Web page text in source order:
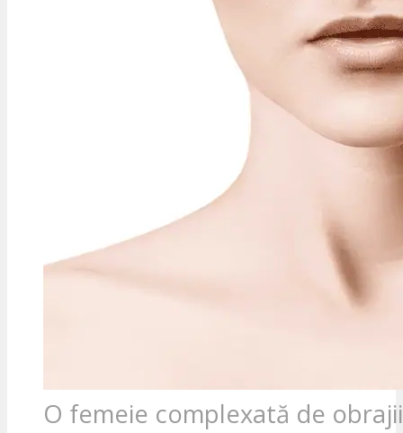
O femeie complexată de